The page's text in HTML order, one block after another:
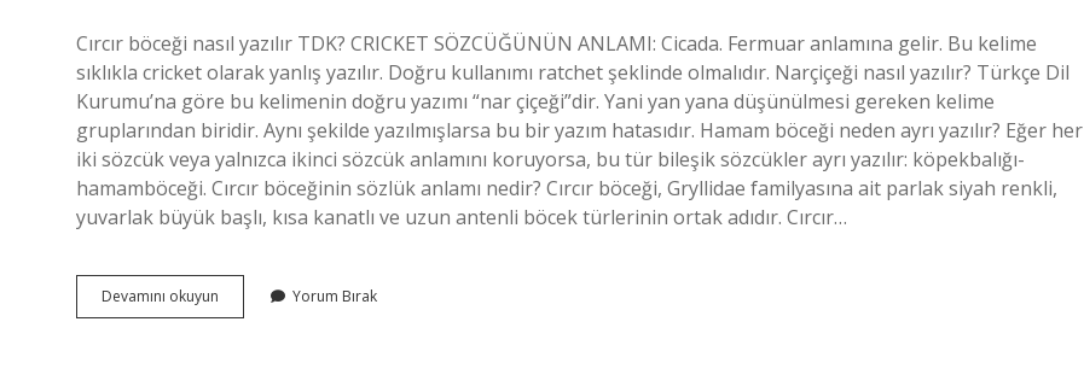
Cırcır böceği nasıl yazılır TDK? CRICKET SÖZCÜĞÜNÜN ANLAMI: Cicada. Fermuar anlamına gelir. Bu kelime
sıklıkla cricket olarak yanlış yazılır. Doğru kullanımı ratchet şeklinde olmalıdır. Narçiçeği nasıl yazılır? Türkçe Dil
Kurumu’na göre bu kelimenin doğru yazımı “nar çiçeği”dir. Yani yan yana düşünülmesi gereken kelime
gruplarından biridir. Aynı şekilde yazılmışlarsa bu bir yazım hatasıdır. Hamam böceği neden ayrı yazılır? Eğer her
iki sözcük veya yalnızca ikinci sözcük anlamını koruyorsa, bu tür bileşik sözcükler ayrı yazılır: köpekbalığı-
hamamböceği. Cırcır böceğinin sözlük anlamı nedir? Cırcır böceği, Gryllidae familyasına ait parlak siyah renkli,
yuvarlak büyük başlı, kısa kanatlı ve uzun antenli böcek türlerinin ortak adıdır. Cırcır…
Devamını okuyun
Bocegi
Yorum Bırak